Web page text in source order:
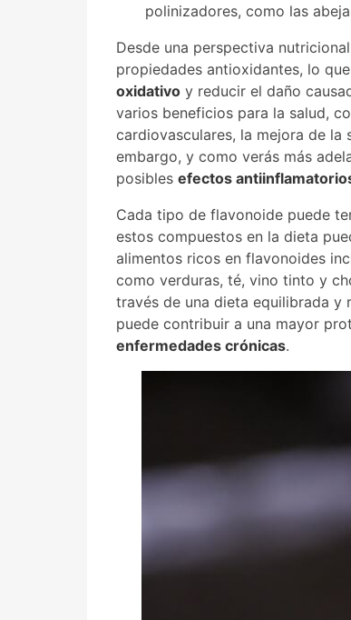
polinizadores, como las
Desde una perspectiva
propiedades antioxidantes, lo
oxidativo y reducir el daño
varios beneficios para la salud,
cardiovasculares, la mejora de la
embargo, y como verás más
posibles efectos
Cada tipo de flavonoide puede
estos compuestos en la dieta
alimentos ricos en flavonoides
como verduras, té, vino tinto y
través de una dieta equilibrada y
puede contribuir a una mayor
enfermedades crónicas.